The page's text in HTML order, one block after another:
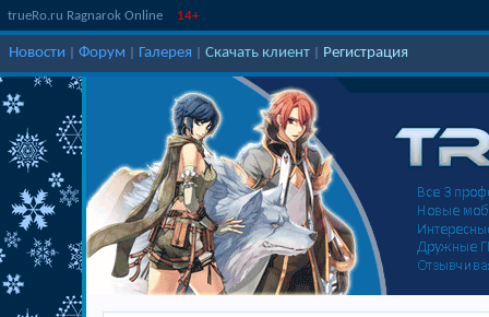
trueRo.ru Ragnarok Online 14+
Новости Форум Галерея Скачать клиент Регистрация